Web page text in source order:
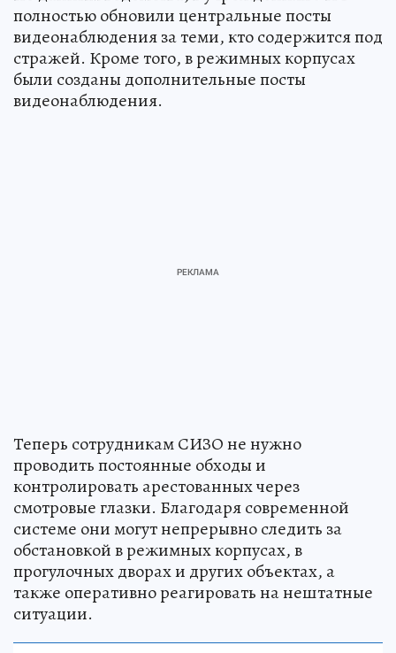
полностью обновили центральные посты
видеонаблюдения за теми, кто содержится под
стражей. Кроме того, в режимных корпусах
были созданы дополнительные посты
видеонаблюдения.
Теперь сотрудникам СИЗО не нужно
проводить постоянные обходы и
контролировать арестованных через
смотровые глазки. Благодаря современной
системе они могут непрерывно следить за
обстановкой в режимных корпусах, в
прогулочных дворах и других объектах, а
также оперативно реагировать на нештатные
ситуации.